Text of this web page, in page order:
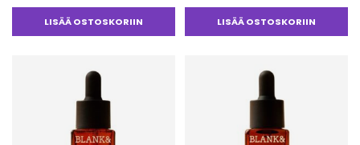
LISÄÄ OSTOSKORIIN LISÄÄ OSTOSKORIIN